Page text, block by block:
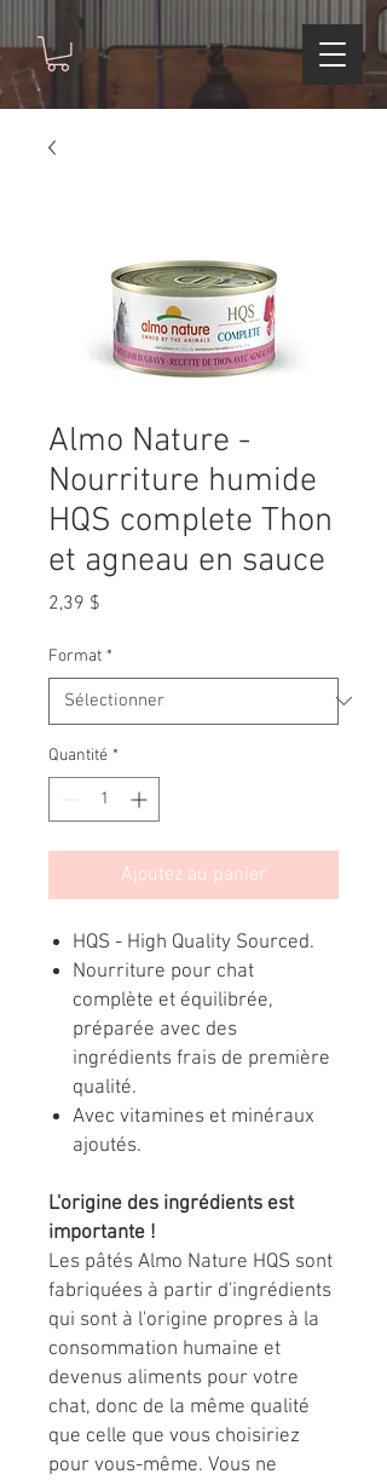
Almo Nature -
Nourriture humide
HQS complete Thon
et agneau en sauce
2,39 $
Format *
Quantité *
Ajoutez au panier
HQS - High Quality Sourced.
Nourriture pour chat
complète et équilibrée,
préparée avec des
ingrédients frais de première
qualité.
Avec vitamines et minéraux
ajoutés.
L'origine des ingrédients est
importante !
Les pâtés Almo Nature HQS sont
fabriquées à partir d'ingrédients
qui sont à l'origine propres à la
consommation humaine et
devenus aliments pour votre
chat, donc de la même qualité
que celle que vous choisiriez
pour vous-même. Vous ne